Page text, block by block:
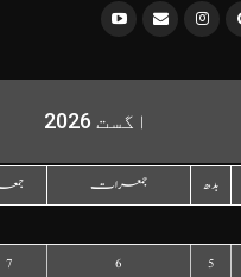
اگست 2026
بدھ جمعرات
5
6
7